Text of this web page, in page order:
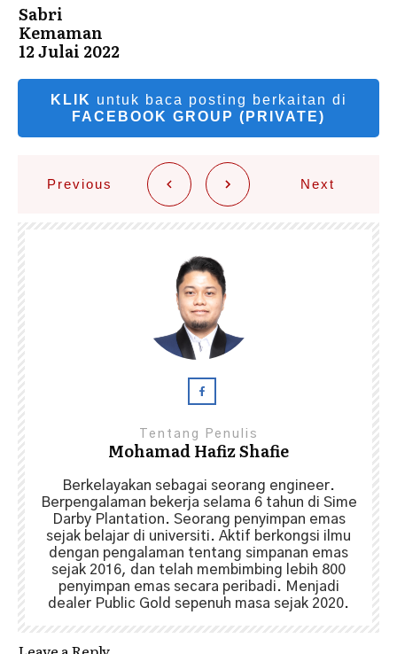
Sabri
Kemaman
12 Julai 2022
KLIK untuk baca posting berkaitan di
FACEBOOK GROUP (PRIVATE)
Previous Next
Tentang Penulis
Mohamad Hafiz Shafie
Berkelayakan sebagai seorang engineer.
Berpengalaman bekerja selama 6 tahun di Sime
Darby Plantation. Seorang penyimpan emas
sejak belajar di universiti. Aktif berkongsi ilmu
dengan pengalaman tentang simpanan emas
sejak 2016, dan telah membimbing lebih 800
penyimpan emas secara peribadi. Menjadi
dealer Public Gold sepenuh masa sejak 2020.